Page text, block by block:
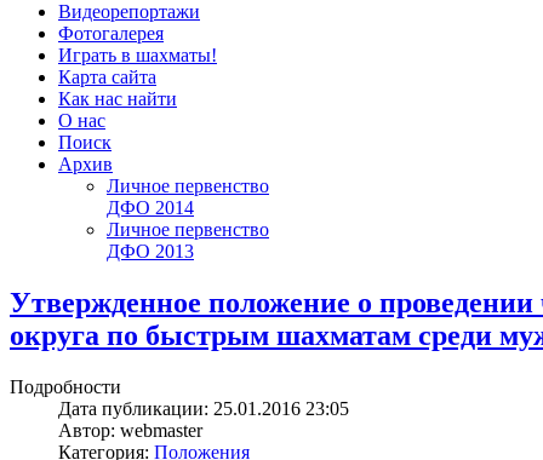
Видеорепортажи
Фотогалерея
Играть в шахматы!
Карта сайта
Как нас найти
О нас
Поиск
Архив
Личное первенство
ДФО 2014
Личное первенство
ДФО 2013
Утвержденное положение о
округа по быстрым шахматам среди
Подробности
Дата публикации: 25.01.2016 23:05
Автор: webmaster
Категория: Положения